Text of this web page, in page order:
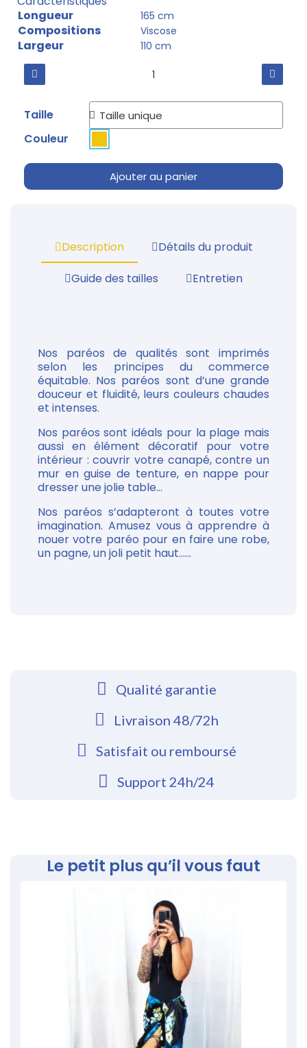
Longueur
165 cm
Compositions Viscose
Largeur 110 cm
Taille
Couleur
Ajouter au panier
Description
Détails du produit
Guide des tailles
Entretien
Nos paréos de qualités sont imprimés
selon les principes du commerce
équitable. Nos paréos sont d’une grande
douceur et fluidité, leurs couleurs chaudes
et intenses.
Nos paréos sont idéals pour la plage mais
aussi en élément décoratif pour votre
intérieur : couvrir votre canapé, contre un
mur en guise de tenture, en nappe pour
dresser une jolie table...
Nos paréos s’adapteront à toutes votre
imagination. Amusez vous à apprendre à
nouer votre paréo pour en faire une robe,
un pagne, un joli petit haut......
Qualité garantie
Livraison 48/72h
Satisfait ou remboursé
Support 24h/24
Le petit plus qu’il vous faut